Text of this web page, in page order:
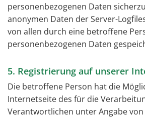
personenbezogenen Daten
anonymen Daten der Server-
von allen durch eine betroffene
personenbezogenen Daten
5. Registrierung auf unserer
Die betroffene Person hat die
Internetseite des für die
Verantwortlichen unter Angabe von